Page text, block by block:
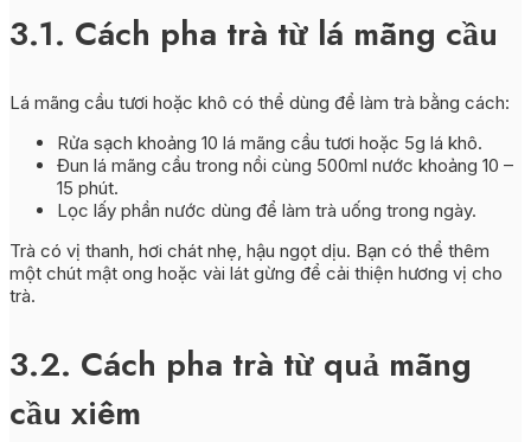
3.1. Cách pha trà từ lá mãng cầu
Lá mãng cầu tươi hoặc khô có thể dùng để làm trà bằng cách:
Rửa sạch khoảng 10 lá mãng cầu tươi hoặc 5g lá khô.
Đun lá mãng cầu trong nồi cùng 500ml nước khoảng 10 –
15 phút.
Lọc lấy phần nước dùng để làm trà uống trong ngày.
Trà có vị thanh, hơi chát nhẹ, hậu ngọt dịu. Bạn có thể thêm
một chút mật ong hoặc vài lát gừng để cải thiện hương vị cho
trà.
3.2. Cách pha trà từ quả mãng
cầu xiêm